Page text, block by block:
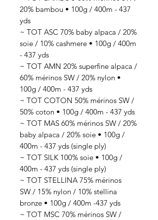
20% bambou • 100g / 400m - 437
yds
~ TOT ASC 70% baby alpaca / 20%
soie / 10% cashmere • 100g / 400m
- 437 yds
~ TOT AMN 20% superfine alpaca /
60% mérinos SW / 20% nylon •
100g / 400m - 437 yds
~ TOT COTON 50% mérinos SW /
50% coton • 100g / 400m - 437 yds
~ TOT MAS 60% mérinos SW / 20%
baby alpaca / 20% soie • 100g /
400m - 437 yds (single ply)
~ TOT SILK 100% soie • 100g /
400m - 437 yds (single ply)
~ TOT STELLINA 75% mérinos
SW / 15% nylon / 10% stellina
bronze • 100g / 400m -437 yds
~ TOT MSC 70% mérinos SW /